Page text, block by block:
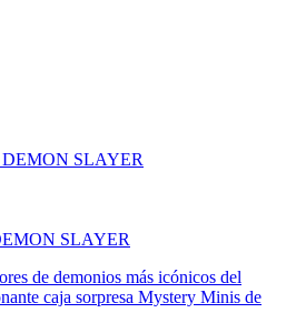
SLAYER
de demonios más icónicos del
caja sorpresa Mystery Minis de